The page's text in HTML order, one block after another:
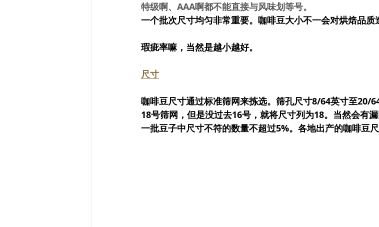
特级啊、AAA啊都不能直接与风味划等号。
一个批次尺寸均匀非常重要。咖啡豆大小不一会对烘焙品质
瑕疵率嘛，当然是越小越好。
尺寸
咖啡豆尺寸通过标准筛网来拣选。筛孔尺寸8/64英寸至20/
18号筛网，但是没过去16号，就将尺寸列为18。当然会有
一批豆子中尺寸不符的数量不超过5%。各地出产的咖啡豆